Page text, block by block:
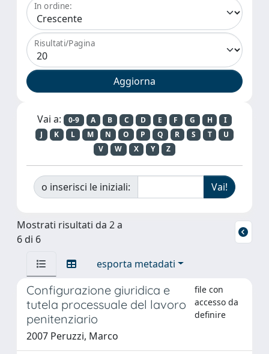
In ordine:
Risultati/Pagina
Vai a: 0-9 A B C D E F G H
I
J
K L M N O P Q R S T
U
V
W X Y Z
o inserisci le iniziali:
Mostrati risultati da 2 a
6 di 6
esporta metadati
Configurazione giuridica e
tutela processuale del lavoro
penitenziario
file con
accesso da
definire
2007 Peruzzi, Marco